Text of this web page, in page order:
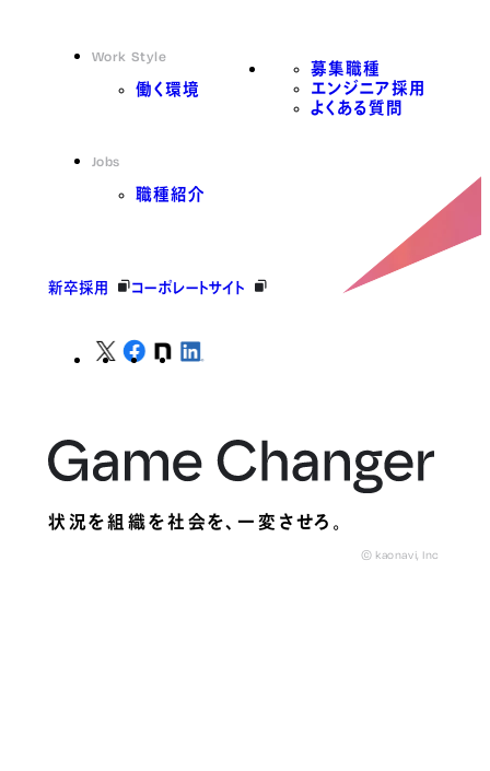
Work Style
働く環境
Jobs
職種紹介
募集職種
エンジニア採用
よくある質問
新卒採用 コーポレートサイト
状況を組織を社会を、一変させろ。
© kaonavi, Inc